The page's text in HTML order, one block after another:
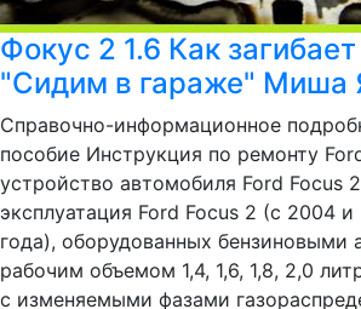
Фокус 2 1.6 Как
"Сидим в гараже" Миша
Справочно-информационное
пособие Инструкция по ремонту
устройство автомобиля Ford Focus
эксплуатация Ford Focus 2 (с 2004
года), оборудованных бензиновыми
рабочим объемом 1,4, 1,6, 1,8, 2,0
с изменяемыми фазами